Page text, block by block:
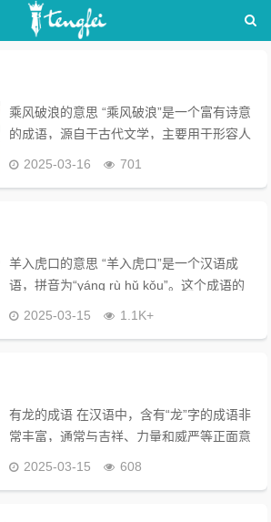
乘风破浪的意思 “乘风破浪”是一个富有诗意
的成语，源自于古代文学，主要用于形容人
2025-03-16 701
羊入虎口的意思 “羊入虎口”是一个汉语成
语，拼音为“yáng rù hǔ kǒu”。这个成语的
2025-03-15 1.1K+
有龙的成语 在汉语中，含有“龙”字的成语非
常丰富，通常与吉祥、力量和威严等正面意
2025-03-15 608